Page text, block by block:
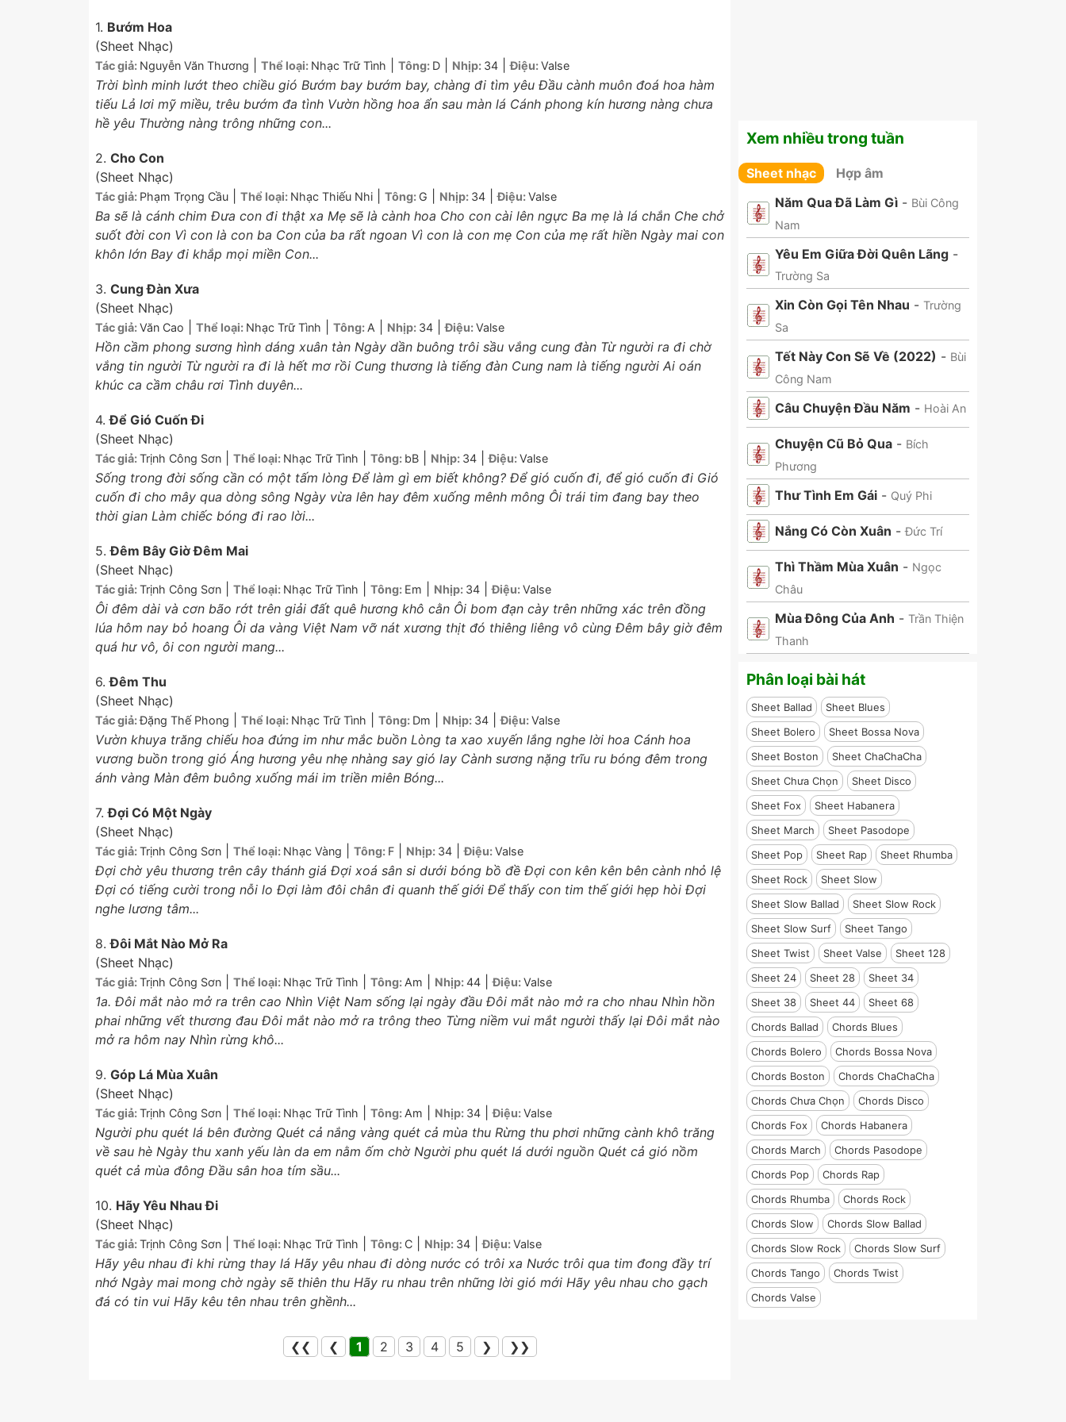
1. Bướm Hoa
(Sheet Nhạc)
Tác giả: Nguyễn Văn Thương Thể loại: Nhạc Trữ Tình Tông: D Nhịp: 34 |Điệu:Valse
Trời bình minh lướt theo chiều gió Bướm bay bướm bay, chàng đi tìm yêu Đầu cành muôn đoá hoa hàm
tiếu Lả lơi mỹ miều, trêu bướm đa tình Vườn hồng hoa ẩn sau màn lá Cánh phong kín hương nàng chưa
hề yêu Thường nàng trông những con...
2. Cho Con
(Sheet Nhạc)
Tác giả: Phạm Trọng Cầu Thể loại: Nhạc Thiếu Nhi Tông: G Nhịp: 34 |Điệu:Valse
Ba sẽ là cánh chim Đưa con đi thật xa Mẹ sẽ là cành hoa Cho con cài lên ngực Ba mẹ là lá chắn Che chở
suốt đời con Vì con là con ba Con của ba rất ngoan Vì con là con mẹ Con của mẹ rất hiền Ngày mai con
khôn lớn Bay đi khắp mọi miền Con...
3. Cung Đàn Xưa
(Sheet Nhạc)
Tác giả:Văn Cao Thể loại: Nhạc Trữ Tình Tông: A Nhịp: 34 |Điệu:Valse
Hồn cầm phong sương hình dáng xuân tàn Ngày dần buông trôi sầu vắng cung đàn Từ người ra đi chờ
vắng tin người Từ người ra đi là hết mơ rồi Cung thương là tiếng đàn Cung nam là tiếng người Ai oán
khúc ca cầm châu rơi Tình duyên...
4.Để Gió Cuốn Đi
(Sheet Nhạc)
Tác giả:Trịnh Công Sơn Thể loại: Nhạc Trữ Tình Tông: bB Nhịp: 34 |Điệu:Valse
Sống trong đời sống cần có một tấm lòng Để làm gì em biết không? Để gió cuốn đi, để gió cuốn đi Gió
cuốn đi cho mây qua dòng sông Ngày vừa lên hay đêm xuống mênh mông Ôi trái tim đang bay theo
thời gian Làm chiếc bóng đi rao lời...
5.Đêm Bây Giờ Đêm Mai
(Sheet Nhạc)
Tác giả:Trịnh Công Sơn Thể loại: Nhạc Trữ Tình Tông: Em Nhịp: 34 |Điệu:Valse
Ôi đêm dài và cơn bão rớt trên giải đất quê hương khô cằn Ôi bom đạn cày trên những xác trên đồng
lúa hôm nay bỏ hoang Ôi da vàng Việt Nam vỡ nát xương thịt đó thiêng liêng vô cùng Đêm bây giờ đêm
quá hư vô, ôi con người mang...
6.Đêm Thu
(Sheet Nhạc)
Tác giả:Đặng Thế Phong Thể loại: Nhạc Trữ Tình Tông: Dm Nhịp: 34 |Điệu:Valse
Vườn khuya trăng chiếu hoa đứng im như mắc buồn Lòng ta xao xuyến lắng nghe lời hoa Cánh hoa
vương buồn trong gió Áng hương yêu nhẹ nhàng say gió lay Cành sương nặng trĩu ru bóng đêm trong
ánh vàng Màn đêm buông xuống mái im triền miên Bóng...
7.Đợi Có Một Ngày
(Sheet Nhạc)
Tác giả:Trịnh Công Sơn Thể loại: Nhạc Vàng Tông: F Nhịp: 34 |Điệu:Valse
Đợi chờ yêu thương trên cây thánh giá Đợi xoá sân si dưới bóng bồ đề Đợi con kên kên bên cành nhỏ lệ
Đợi có tiếng cười trong nỗi lo Đợi làm đôi chân đi quanh thế giới Để thấy con tim thế giới hẹp hòi Đợi
nghe lương tâm...
8.Đôi Mắt Nào Mở Ra
(Sheet Nhạc)
Tác giả:Trịnh Công Sơn Thể loại: Nhạc Trữ Tình Tông: Am Nhịp:44 |Điệu:Valse
1a. Ðôi mắt nào mở ra trên cao Nhìn Việt Nam sống lại ngày đầu Ðôi mắt nào mở ra cho nhau Nhìn hồn
phai những vết thương đau Ðôi mắt nào mở ra trông theo Từng niềm vui mắt người thấy lại Ðôi mắt nào
mở ra hôm nay Nhìn rừng khô...
9. Góp Lá Mùa Xuân
(Sheet Nhạc)
Tác giả:Trịnh Công Sơn Thể loại: Nhạc Trữ Tình Tông: Am Nhịp: 34 |Điệu:Valse
Người phu quét lá bên đường Quét cả nắng vàng quét cả mùa thu Rừng thu phơi những cành khô trăng
về sau hè Ngày thu xanh yếu làn da em nằm ốm chờ Người phu quét lá dưới nguồn Quét cả gió nồm
quét cả mùa đông Đầu sân hoa tím sầu...
10. Hãy Yêu Nhau Đi
(Sheet Nhạc)
Tác giả:Trịnh Công Sơn Thể loại: Nhạc Trữ Tình Tông: C Nhịp: 34 |Điệu:Valse
Hãy yêu nhau đi khi rừng thay lá Hãy yêu nhau đi dòng nước có trôi xa Nước trôi qua tim đong đầy trí
nhớ Ngày mai mong chờ ngày sẽ thiên thu Hãy ru nhau trên những lời gió mới Hãy yêu nhau cho gạch
đá có tin vui Hãy kêu tên nhau trên ghềnh...
❮❮ ❮ 1 2 3 4 5 ❯ ❯❯
Xem nhiều trong tuần
Sheet nhạc
Hợp âm
Năm Qua Đã Làm Gì - Bùi Công
Nam
Yêu Em Giữa Đời Quên Lãng -
Trường Sa
Xin Còn Gọi Tên Nhau - Trường
Sa
Tết Này Con Sẽ Về (2022) - Bùi
Công Nam
Câu Chuyện Đầu Năm - Hoài An
Chuyện Cũ Bỏ Qua - Bích
Phương
Thư Tình Em Gái - Quý Phi
Nắng Có Còn Xuân -Đức Trí
Thì Thầm Mùa Xuân - Ngọc
Châu
Mùa Đông Của Anh - Trần Thiện
Thanh
Phân loại bài hát
Sheet Ballad
Sheet Blues
Sheet Bolero
Sheet Bossa Nova
Sheet Boston
Sheet ChaChaCha
Sheet Chưa Chọn
Sheet Disco
Sheet Fox
Sheet Habanera
Sheet March
Sheet Pasodope
Sheet Pop
Sheet Rap
Sheet Rhumba
Sheet Rock
Sheet Slow
Sheet Slow Ballad
Sheet Slow Rock
Sheet Slow Surf
Sheet Tango
Sheet Twist
Sheet Valse
Sheet 128
Sheet 24
Sheet 28
Sheet 34
Sheet 38
Sheet 44
Sheet 68
Chords Ballad
Chords Blues
Chords Bolero
Chords Bossa Nova
Chords Boston
Chords ChaChaCha
Chords Chưa Chọn
Chords Disco
Chords Fox
Chords Habanera
Chords March
Chords Pasodope
Chords Pop
Chords Rap
Chords Rhumba
Chords Rock
Chords Slow
Chords Slow Ballad
Chords Slow Rock
Chords Slow Surf
Chords Tango
Chords Twist
Chords Valse